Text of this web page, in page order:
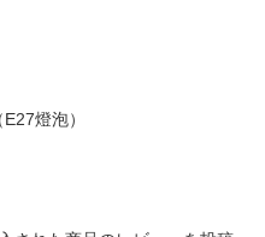
燈泡）